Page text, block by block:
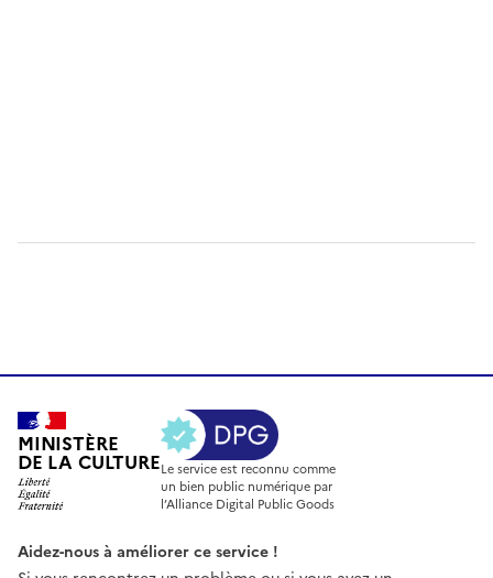
MINISTÈRE
DE LA CULTURELe service est reconnu comme
un bien public numérique par
l’Alliance Digital Public Goods
Aidez-nous à améliorer ce service !